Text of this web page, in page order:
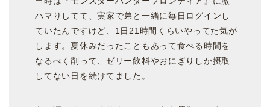
ハマりしてて、実家で弟と一緒に毎日ログインし
ていたんですけど、1日21時間くらいやってた気が
します。夏休みだったこともあって食べる時間を
なるべく削って、ゼリー飲料やおにぎりしか摂取
してない日を続けてました。